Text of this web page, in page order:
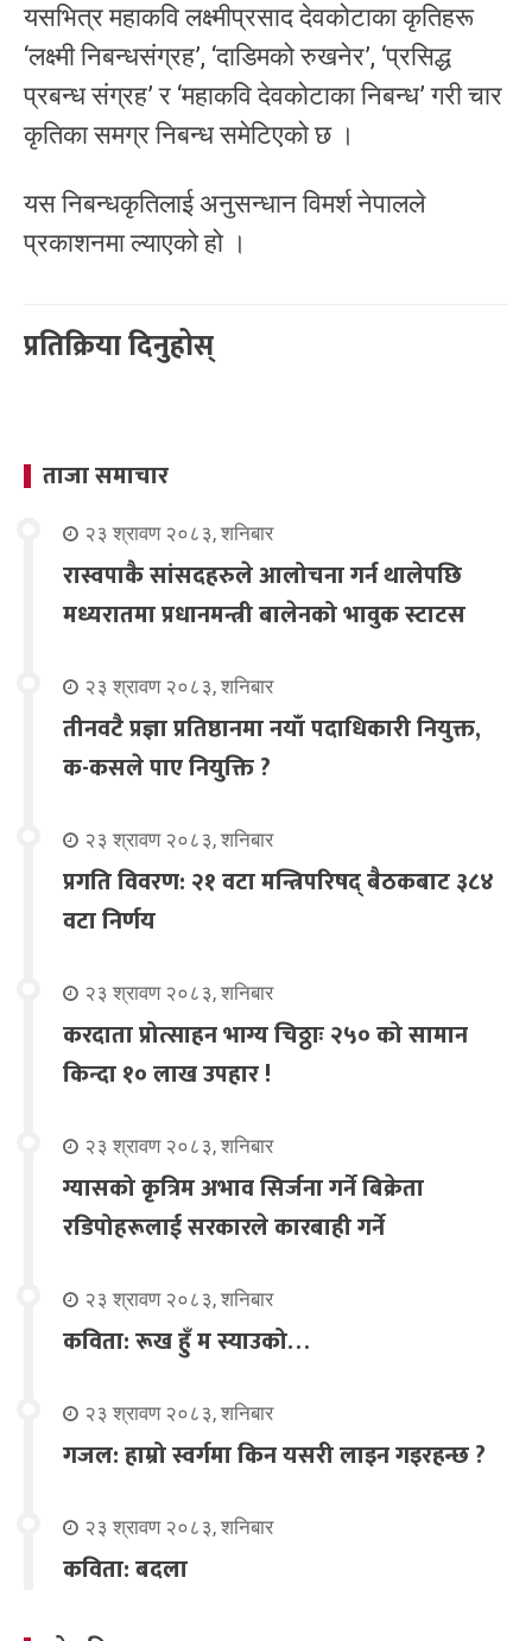
यसभित्र महाकवि लक्ष्मीप्रसाद देवकोटाका कृतिहरू
‘लक्ष्मी निबन्धसंग्रह’, ‘दाडिमको रुखनेर’, ‘प्रसिद्ध
प्रबन्ध संग्रह’ र ‘महाकवि देवकोटाका निबन्ध’ गरी चार
कृतिका समग्र निबन्ध समेटिएको छ ।
यस निबन्धकृतिलाई अनुसन्धान विमर्श नेपालले
प्रकाशनमा ल्याएको हो ।
प्रतिक्रिया दिनुहोस्
ताजा समाचार
२३ श्रावण २०८३, शनिबार
रास्वपाकै सांसदहरुले आलोचना गर्न थालेपछि
मध्यरातमा प्रधानमन्त्री बालेनको भावुक स्टाटस
२३ श्रावण २०८३, शनिबार
तीनवटै प्रज्ञा प्रतिष्ठानमा नयाँ पदाधिकारी नियुक्त,
क-कसले पाए नियुक्ति ?
२३ श्रावण २०८३, शनिबार
प्रगति विवरण: २१ वटा मन्त्रिपरिषद् बैठकबाट ३८४
वटा निर्णय
२३ श्रावण २०८३, शनिबार
करदाता प्रोत्साहन भाग्य चिठ्ठाः २५० को सामान
किन्दा १० लाख उपहार !
२३ श्रावण २०८३, शनिबार
ग्यासको कृत्रिम अभाव सिर्जना गर्ने बिक्रेता
रडिपोहरूलाई सरकारले कारबाही गर्ने
२३ श्रावण २०८३, शनिबार
कविता: रूख हुँ म स्याउको…
२३ श्रावण २०८३, शनिबार
गजल: हाम्रो स्वर्गमा किन यसरी लाइन गइरहन्छ ?
२३ श्रावण २०८३, शनिबार
कविता: बदला